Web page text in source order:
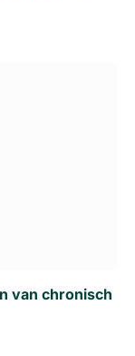
van chronisch